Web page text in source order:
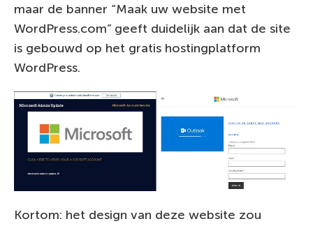
maar de banner “Maak uw website met
WordPress.com” geeft duidelijk aan dat de site
is gebouwd op het gratis hostingplatform
WordPress.
Kortom: het design van deze website zou